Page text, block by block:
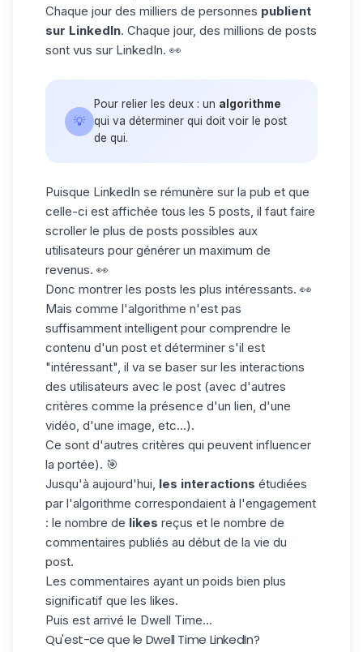
Chaque jour des milliers de personnes publient
sur LinkedIn. Chaque jour, des millions de posts
sont vus sur LinkedIn. 👀
💡
Pour relier les deux : un algorithme
qui va déterminer qui doit voir le post
de qui.
Puisque LinkedIn se rémunère sur la pub et que
celle-ci est affichée tous les 5 posts, il faut faire
scroller le plus de posts possibles aux
utilisateurs pour générer un maximum de
revenus. 👀
Donc montrer les posts les plus intéressants. 👀
Mais comme l'algorithme n'est pas
suffisamment intelligent pour comprendre le
contenu d'un post et déterminer s'il est
"intéressant", il va se baser sur les interactions
des utilisateurs avec le post (avec d'autres
critères comme la présence d'un lien, d'une
vidéo, d'une image, etc...).
Ce sont d'autres critères qui peuvent influencer
la portée). 🎯
Jusqu'à aujourd'hui, les interactions étudiées
par l'algorithme correspondaient à l'engagement
: le nombre de likes reçus et le nombre de
commentaires publiés au début de la vie du
post.
Les commentaires ayant un poids bien plus
significatif que les likes.
Puis est arrivé le Dwell Time...
Qu'est-ce que le Dwell Time LinkedIn?